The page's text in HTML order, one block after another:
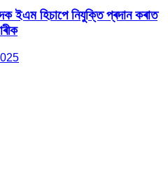
হিচাপে নিযুক্তি প্ৰদান কৰাত